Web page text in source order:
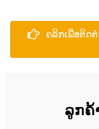
ຄລິກເພື່ອຕິດ
ລູກຄ້